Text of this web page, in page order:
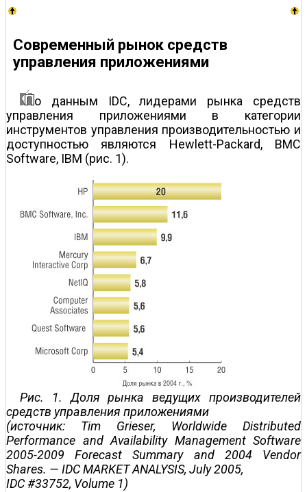
Современный рынок средств
управления приложениями
о данным IDC, лидерами рынка средств
управления приложениями в категории
инструментов управления производительностью и
доступностью являются Hewlett-Packard, BMC
Software, IBM (рис. 1).
Рис. 1. Доля рынка ведущих производителей
средств управления приложениями
(источник: Tim Grieser, Worldwide Distributed
Performance and Availability Management Software
2005-2009 Forecast Summary and 2004 Vendor
Shares. — IDC MARKET ANALYSIS, July 2005,
IDC #33752, Volume 1)